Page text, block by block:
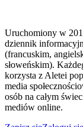
Uruchomiony w
dziennik
(francuskim,
słoweńskim).
korzysta z Aletei
media
osób na całym
mediów online.